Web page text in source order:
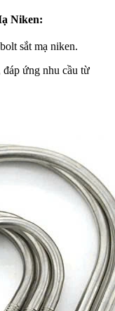
Niken:
sắt mạ niken.
ứng nhu cầu từ